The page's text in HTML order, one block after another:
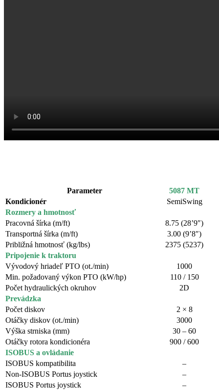
Parameter
5087 MT
Kondicionér
SemiSwing
Rozmery a hmotnosť
Pracovná šírka (m/ft)
8.75 (28’9″)
Transportná šírka (m/ft)
3.00 (9’8″)
Približná hmotnosť (kg/lbs)
2375 (5237)
Pripojenie k traktoru
Vývodový hriadeľ PTO (ot./min)
1000
Min. požadovaný výkon PTO (kW/hp)
110 / 150
Počet hydraulických okruhov
2D
Prevádzka
Počet diskov
2 × 8
Otáčky diskov (ot./min)
3000
Výška strniska (mm)
30 – 60
Otáčky rotora kondicionéra
900 / 600
ISOBUS a ovládanie
ISOBUS kompatibilita
–
Non-ISOBUS Portus joystick
–
ISOBUS Portus joystick
–